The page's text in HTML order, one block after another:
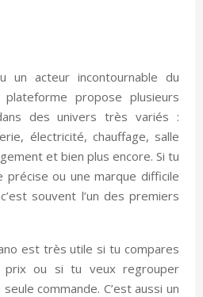
un acteur incontournable du
propose plusieurs
des univers très variés :
électricité, chauffage, salle
et bien plus encore. Si tu
précise ou une marque difficile
souvent l’un des premiers
est très utile si tu compares
prix ou si tu veux regrouper
commande. C’est aussi un